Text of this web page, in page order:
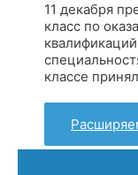
11 декабря
класс по
классе